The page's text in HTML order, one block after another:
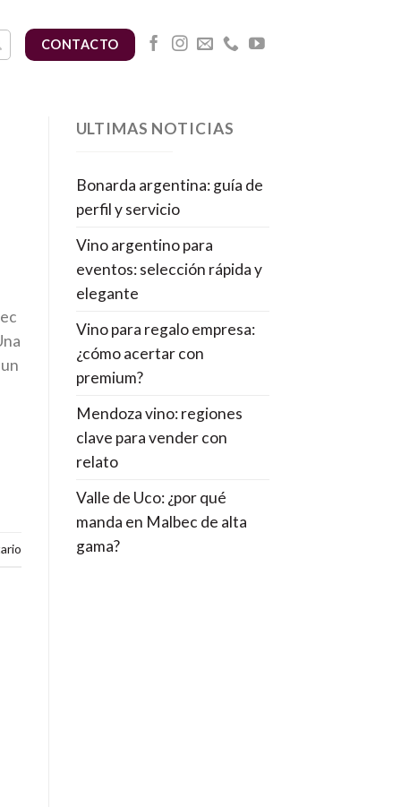
CONTACTO
ULTIMAS NOTICIAS
Bonarda argentina: guía de
perfil y servicio
Vino argentino para
eventos: selección rápida y
elegante
Vino para regalo empresa:
¿cómo acertar con
premium?
Mendoza vino: regiones
clave para vender con
relato
Valle de Uco: ¿por qué
manda en Malbec de alta
gama?